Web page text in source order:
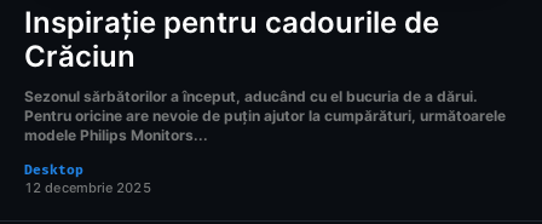
Inspirație pentru cadourile de
Crăciun
Sezonul sărbătorilor a început, aducând cu el bucuria de a dărui.
Pentru oricine are nevoie de puțin ajutor la cumpărături, următoarele
modele Philips Monitors...
Desktop
12 decembrie 2025